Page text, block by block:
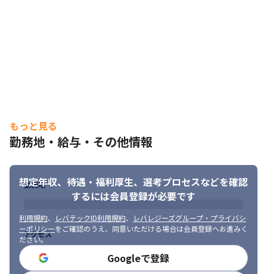
・言語：PHP/JavaScript/HTML/CSS
など、
アサインについてはご本人の希望を考慮しつつ、スキルに合った
PJTにアサインしていく予定です。
■参画プロジェクトの傾向
プロジェクト期間は6カ月以上の長期のものがほとんどです。
■ この仕事の面白み、魅力
元々あるIT派遣事業部（有期派遣）で培ってきた土台を活かし、
さらなる売上拡大を目指して無期雇用派遣事業をスタートしま
もっと見る
勤務地・給与・その他情報
想定年収、待遇・福利厚生、 選考プロセスなどを確認
するには会員登録が必要です
利用規約、 レバテックID利用規約、
レバレジーズグループ・プライバシ
ーポリシーをご確認のうえ、同意いただける場合は会員登録へお進みく
ださい。
Googleで登録
勤務地
アクセス